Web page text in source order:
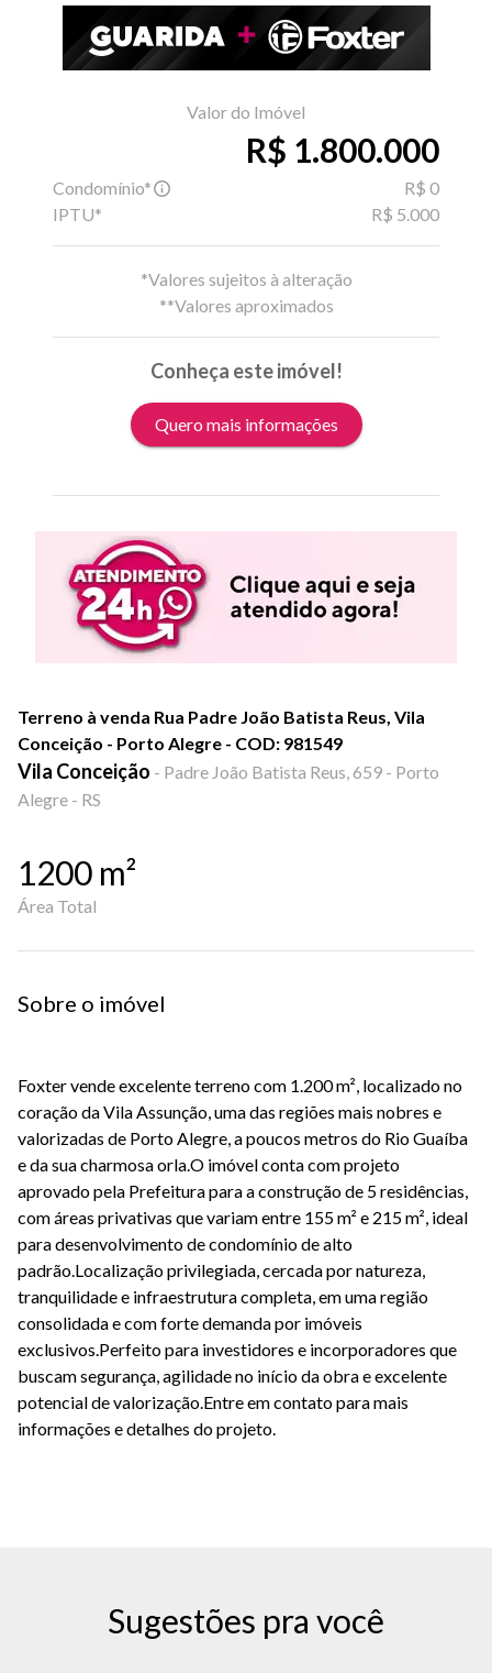
Valor do Imóvel
R$ 1.800.000
Condomínio*
R$ 0
IPTU*
R$ 5.000
*Valores sujeitos à alteração
**Valores aproximados
Conheça este imóvel!
Quero mais informações
Terreno à venda Rua Padre João Batista Reus, Vila
Conceição - Porto Alegre - COD: 981549
Vila Conceição - Padre João Batista Reus, 659 - Porto
Alegre - RS
1200 m²
Área Total
Sobre o imóvel
Foxter vende excelente terreno com 1.200 m², localizado no
coração daVila Assunção, uma das regiões mais nobres e
valorizadas de Porto Alegre, a poucos metros do Rio Guaíba
e da sua charmosa orla.O imóvel conta comprojeto
aprovado pela Prefeiturapara a construção de 5 residências,
com áreas privativas que variam entre 155 m² e 215 m², ideal
para desenvolvimento de condomínio de alto
padrão.Localização privilegiada, cercada por natureza,
tranquilidade e infraestrutura completa, em uma região
consolidada e com forte demanda por imóveis
exclusivos.Perfeito para investidores e incorporadores que
buscam segurança, agilidade no início da obra e excelente
potencial de valorização.Entre em contato para mais
informações e detalhes do projeto.
Sugestões pra você